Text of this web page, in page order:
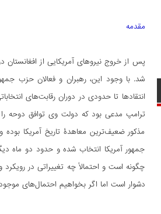
مقدمه
شد. با وجود این، رهبران و فعالان حزب
انتقادها تا حدودی در دوران رقابت‌­های
ترامپ مدعی بود که دولت وی توافق دوحه را
مذکور ضعیف‌­ترین معاهدۀ تاریخ آمریکا
جمهور آمریکا انتخاب شده و حدود دو ماه
چگونه است و احتمالاً چه تغییراتی در رویکرد
دشوار است اما اگر بخواهیم احتمال‌های موجود